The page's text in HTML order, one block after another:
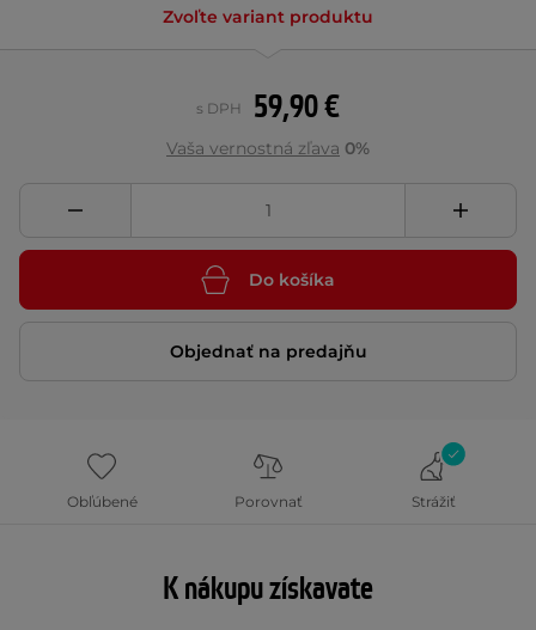
Zvoľte variant produktu
59,90 €
s DPH
Vaša vernostná zľava 0%
Do košíka
Objednať na predajňu
Obľúbené Porovnať Strážiť
K nákupu získavate